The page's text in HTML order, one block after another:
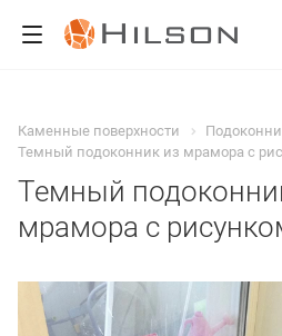
Каменные поверхности
Темный подоконник из мрамора с
Темный
мрамора с